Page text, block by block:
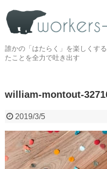
誰かの「はたらく」を楽しくす
たことを全力で吐き出す
william-montout-
2019/3/5